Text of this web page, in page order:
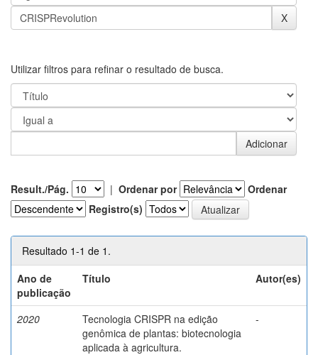
Utilizar filtros para refinar o resultado de busca.
Result./Pág. | Ordenar por
Ordenar
Registro(s)
Resultado 1-1 de 1.
Ano de
publicação
Título Autor(es)
2020
Tecnologia CRISPR na edição
genômica de plantas: biotecnologia
aplicada à agricultura.
-